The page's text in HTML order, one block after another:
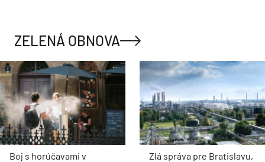
ZELENÁ OBNOVA
Boj s horúčavami v
Zlá správa pre Bratislavu,